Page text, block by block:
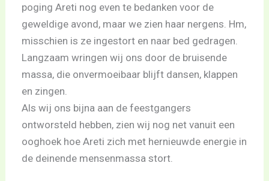
poging Areti nog even te bedanken voor de
geweldige avond, maar we zien haar nergens. Hm,
misschien is ze ingestort en naar bed gedragen.
Langzaam wringen wij ons door de bruisende
massa, die onvermoeibaar blijft dansen, klappen
en zingen.
Als wij ons bijna aan de feestgangers
ontworsteld hebben, zien wij nog net vanuit een
ooghoek hoe Areti zich met hernieuwde energie in
de deinende mensenmassa stort.